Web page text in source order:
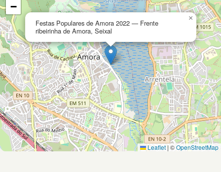
Festas Populares de Amora 2022 — Frente
ribeirinha de Amora, Seixal
×
−
Leaflet | ©OpenStreetMap